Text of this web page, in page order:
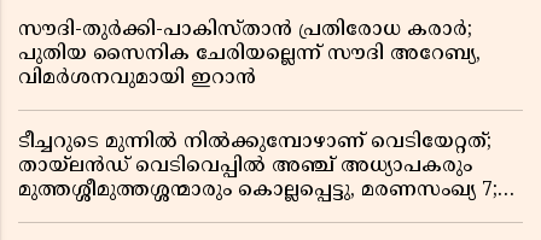
സൗദി-തുർക്കി-പാകിസ്താൻ പ്രതിരോധ കരാർ;
പുതിയ സൈനിക ചേരിയല്ലെന്ന് സൗദി അറേബ്യ,
വിമർശനവുമായി ഇറാൻ
ടീച്ചറുടെ മുന്നിൽ നിൽക്കുമ്പോഴാണ് വെടിയേറ്റത്;
തായ്‌ലൻഡ് വെടിവെപ്പിൽ അഞ്ച് അധ്യാപകരും
മുത്തശ്ശീമുത്തശ്ശന്മാരും കൊല്ലപ്പെട്ടു, മരണസംഖ്യ 7;